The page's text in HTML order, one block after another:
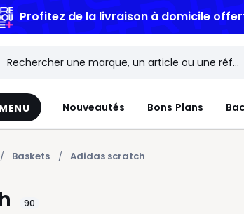
Profitez de la livraison à domicile
Menu
MENU Nouveautés Bons Plans
Baskets Adidas scratch
90